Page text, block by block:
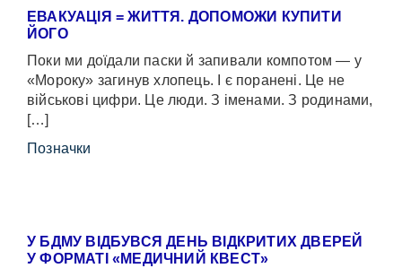
ЕВАКУАЦІЯ = ЖИТТЯ. ДОПОМОЖИ КУПИТИ
ЙОГО
Поки ми доїдали паски й запивали компотом — у
«Мороку» загинув хлопець. І є поранені. Це не
військові цифри. Це люди. З іменами. З родинами,
[…]
Позначки
У БДМУ ВІДБУВСЯ ДЕНЬ ВІДКРИТИХ ДВЕРЕЙ
У ФОРМАТІ «МЕДИЧНИЙ КВЕСТ»